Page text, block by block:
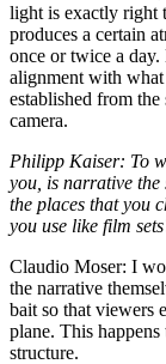
light is exactly right
produces a certain
once or twice a
alignment with
established from
camera.
Philipp Kaiser: To
you, is narrative the
the places that you
you use like film
Claudio Moser: I
the narrative
bait so that viewers
plane. This
structure.